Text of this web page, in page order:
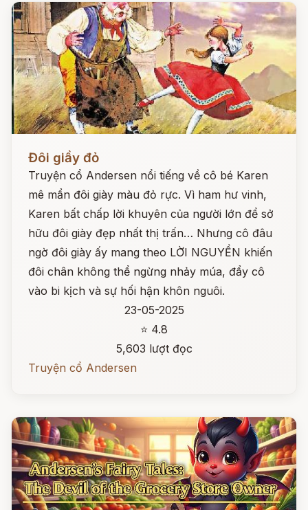
Đôi giầy đỏ
Truyện cổ Andersen nổi tiếng về cô bé Karen
mê mẩn đôi giày màu đỏ rực. Vì ham hư vinh,
Karen bất chấp lời khuyên của người lớn để sở
hữu đôi giày đẹp nhất thị trấn… Nhưng cô đâu
ngờ đôi giày ấy mang theo LỜI NGUYỀN khiến
đôi chân không thể ngừng nhảy múa, đẩy cô
vào bi kịch và sự hối hận khôn nguôi.
23-05-2025
⭐ 4.8
5,603 lượt đọc
Truyện cổ Andersen